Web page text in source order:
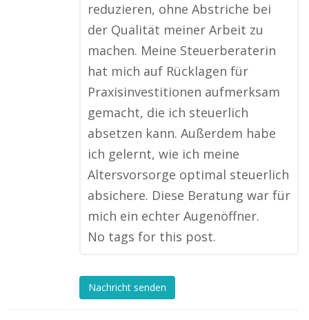
reduzieren, ohne Abstriche bei
der Qualität meiner Arbeit zu
machen. Meine Steuerberaterin
hat mich auf Rücklagen für
Praxisinvestitionen aufmerksam
gemacht, die ich steuerlich
absetzen kann. Außerdem habe
ich gelernt, wie ich meine
Altersvorsorge optimal steuerlich
absichere. Diese Beratung war für
mich ein echter Augenöffner.
No tags for this post.
Nachricht senden